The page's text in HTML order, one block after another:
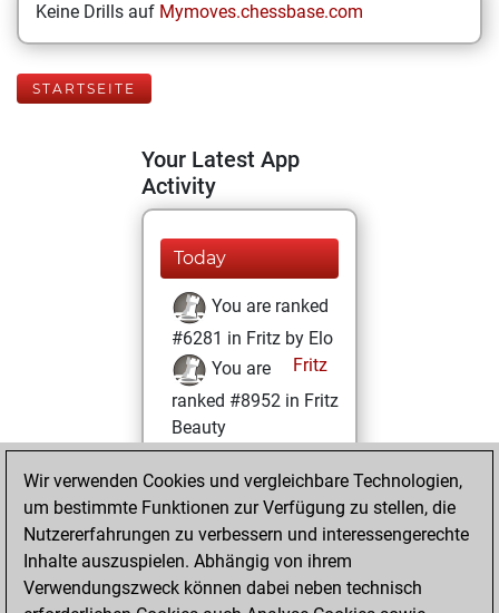
Keine Drills auf Mymoves.chessbase.com
STARTSEITE
Your Latest App
Activity
Today
You are ranked
#6281 in Fritz by Elo
Fritz
You are
ranked #8952 in Fritz
Beauty
Dienstag, März 15,
2022
You won
against Fritz
Fritz
Wir verwenden Cookies und vergleichbare Technologien,
um bestimmte Funktionen zur Verfügung zu stellen, die
Nutzererfahrungen zu verbessern und interessengerechte
Inhalte auszuspielen. Abhängig von ihrem
Verwendungszweck können dabei neben technisch